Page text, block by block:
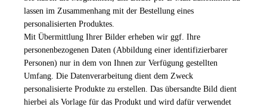
lassen im Zusammenhang mit der Bestellung eines
personalisierten Produktes.
Mit Übermittlung Ihrer Bilder erheben wir ggf. Ihre
personenbezogenen Daten (Abbildung einer identifizierbarer
Personen) nur in dem von Ihnen zur Verfügung gestellten
Umfang. Die Datenverarbeitung dient dem Zweck
personalisierte Produkte zu erstellen. Das übersandte Bild dient
hierbei als Vorlage für das Produkt und wird dafür verwendet